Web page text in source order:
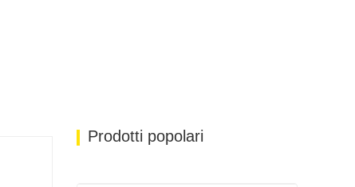
Prodotti popolari